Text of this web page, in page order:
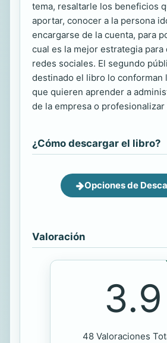
tema, resaltarle los beneficios
aportar, conocer a la persona
encargarse de la cuenta, para
cual es la mejor estrategia para
redes sociales. El segundo
destinado el libro lo conforman
que quieren aprender a
de la empresa o
¿Cómo descargar el libro?
Opciones de
Valoración
3.9
48 Valoraciones